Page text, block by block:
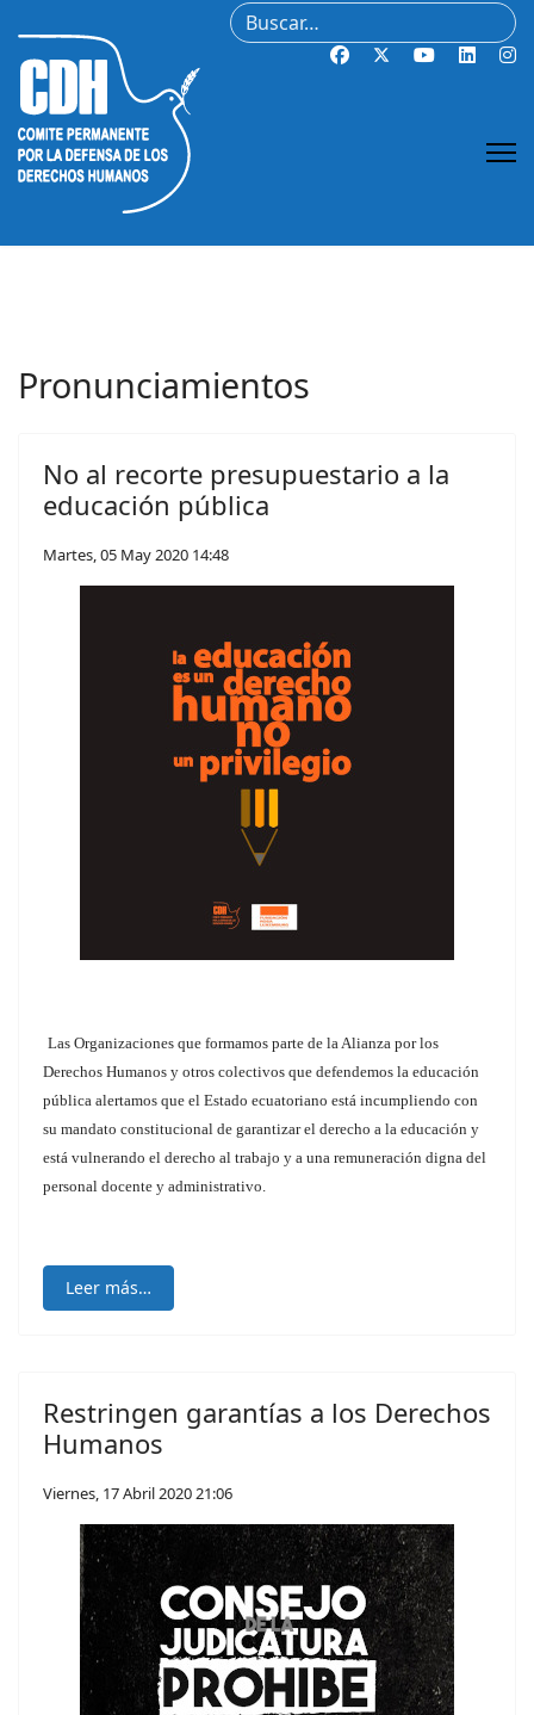
Buscar
Pronunciamientos
No al recorte presupuestario a la
educación pública
Martes, 05 May 2020 14:48
Las Organizaciones que formamos parte de la Alianza por los
Derechos Humanos y otros colectivos que defendemos la educación
pública alertamos que el Estado ecuatoriano está incumpliendo con
su mandato constitucional de garantizar el derecho a la educación y
está vulnerando el derecho al trabajo y a una remuneración digna del
personal docente y administrativo.
Leer más…
Restringen garantías a los Derechos
Humanos
Viernes, 17 Abril 2020 21:06